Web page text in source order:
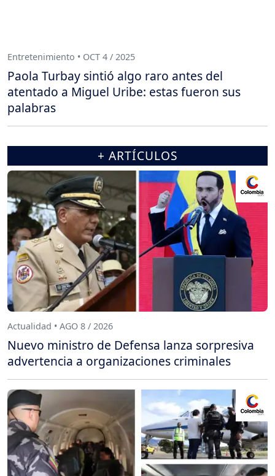
Entretenimiento • OCT 4 / 2025
Paola Turbay sintió algo raro antes del
atentado a Miguel Uribe: estas fueron sus
palabras
+ ARTÍCULOS
Actualidad • AGO 8 / 2026
Nuevo ministro de Defensa lanza sorpresiva
advertencia a organizaciones criminales